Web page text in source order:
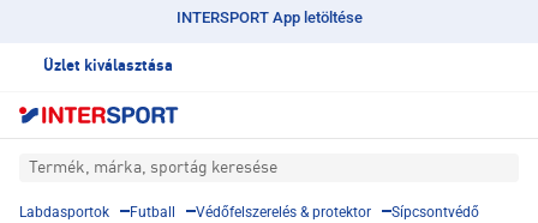
INTERSPORT App letöltése
Üzlet kiválasztása
Termék, márka, sportág keresése
Labdasportok Futball Védőfelszerelés & protektor Sípcsontvédő